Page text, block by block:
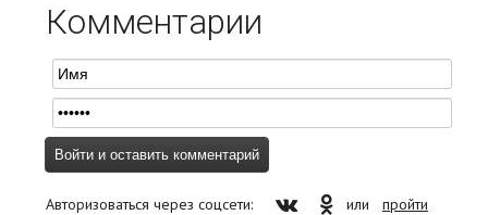
Комментарии
Авторизоваться через соцсети: или пройти